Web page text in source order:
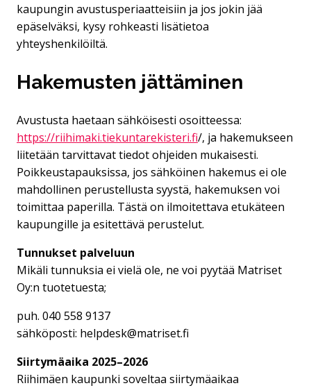
kaupungin avustusperiaatteisiin ja jos jokin jää
epäselväksi, kysy rohkeasti lisätietoa
yhteyshenkilöiltä.
Hakemusten jättäminen
Avustusta haetaan sähköisesti osoitteessa:
https://riihimaki.tiekuntarekisteri.fi/, ja hakemukseen
liitetään tarvittavat tiedot ohjeiden mukaisesti.
Poikkeustapauksissa, jos sähköinen hakemus ei ole
mahdollinen perustellusta syystä, hakemuksen voi
toimittaa paperilla. Tästä on ilmoitettava etukäteen
kaupungille ja esitettävä perustelut.
Tunnukset palveluun
Mikäli tunnuksia ei vielä ole, ne voi pyytää Matriset
Oy:n tuotetuesta;
puh. 040 558 9137
sähköposti: helpdesk@matriset.fi
Siirtymäaika 2025–2026
Riihimäen kaupunki soveltaa siirtymäaikaa